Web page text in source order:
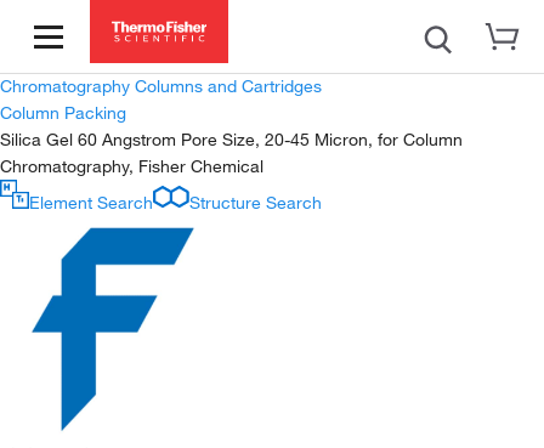
Chromatography Columns and Cartridges
Column Packing
Silica Gel 60 Angstrom Pore Size, 20-45 Micron, for Column
Chromatography, Fisher Chemical
Element Search
Structure Search